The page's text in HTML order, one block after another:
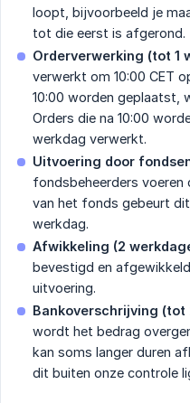
loopt, bijvoorbeeld je
tot die eerst is afgerond.
Orderverwerking (tot 1
verwerkt om 10:00 CET
10:00 worden geplaatst,
Orders die na 10:00
werkdag verwerkt.
Uitvoering door
fondsbeheerders voeren
van het fonds gebeurt
werkdag.
Afwikkeling (2
bevestigd en
uitvoering.
Bankoverschrijving (tot
wordt het bedrag
kan soms langer duren
dit buiten onze controle